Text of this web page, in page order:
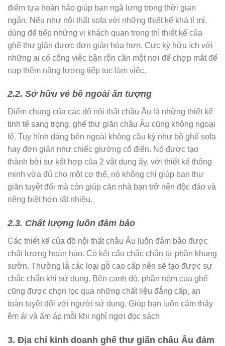
điểm tựa hoàn hảo giúp bạn ngả lưng trong thời gian
ngắn. Nếu như nội thất sofa với những thiết kế khá tỉ mỉ,
dùng để tiếp những vị khách quan trọng thì thiết kế của
ghế thư giãn được đơn giản hóa hơn. Cực kỳ hữu ích với
những ai có công việc bận rộn cần một nơi để chợp mắt để
nạp thêm năng lượng tiếp tục làm việc.
2.2. Sở hữu vẻ bề ngoài ấn tượng
Điểm chung của các độ nội thất châu Âu là những thiết kế
tinh tế sang trọng, ghế thư giãn châu Âu cũng không ngoại
lệ. Tuy hình dáng bên ngoài không cầu kỳ như bộ ghế sofa
hay đơn giản như chiếc giường cổ điển. Nó được tạo
thành bởi sự kết hợp của 2 vật dụng ấy, với thiết kế thông
minh vừa đủ cho một cơ thể, nó không chỉ giúp bạn thư
giãn tuyệt đối mà còn giúp căn nhà bạn trở nên độc đáo và
riêng biệt hơn rất nhiều.
2.3. Chất lượng luôn đảm bảo
Các thiết kế của đồ nội thất châu Âu luôn đảm bảo được
chất lượng hoàn hảo. Có kết cấu chắc chắn từ phần khung
sườn. Thường là các loại gỗ cao cấp nên sẽ tạo được sự
chắc chắn khi sử dụng. Bên cạnh đó, phần nệm của ghế
cũng được chọn lọc qua những chất liệu đẳng cấp, an
toàn tuyệt đối với người sử dụng. Giúp bạn luôn cảm thấy
êm ái và ấm áp mỗi khi nghỉ ngơi đọc sách
3. Địa chỉ kinh doanh ghế thư giãn châu Âu đảm